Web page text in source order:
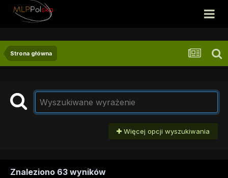
Strona główna
Więcej opcji wyszukiwania
Znaleziono 63 wyników